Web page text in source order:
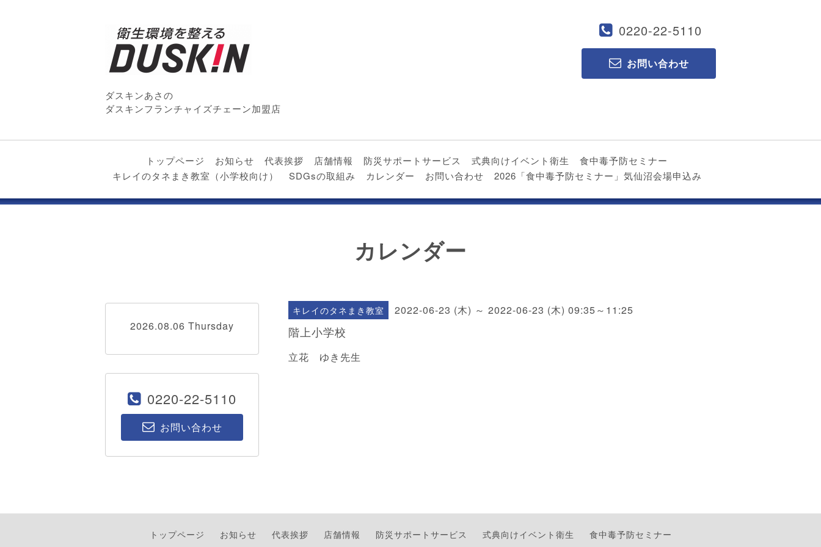
0220-22-5110
お問い合わせ
ダスキンあさの
ダスキンフランチャイズチェーン加盟店
トップページ お知らせ 代表挨拶 店舗情報 防災サポートサービス 式典向けイベント衛生
食中毒予防セミナー
キレイのタネまき教室（小学校向け）
SDGsの取組み カレンダー お問い合わせ 2026「食中毒予防セミナー」気仙沼会場申込み
カレンダー
キレイのタネまき教室 2022-06-23 (木) ～ 2022-06-23 (木) 09:35～11:25
階上小学校
立花 ゆき先生
2026.08.06 Thursday
0220-22-5110
お問い合わせ
トップページ お知らせ 代表挨拶 店舗情報 防災サポートサービス 式典向けイベント衛生 食中毒予防セミナー